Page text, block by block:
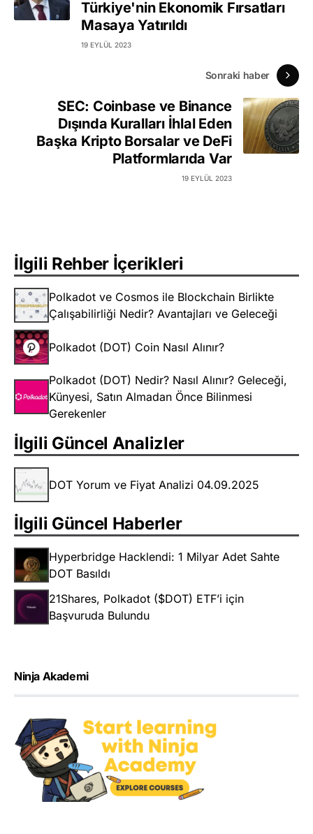
Türkiye'nin Ekonomik Fırsatları
Masaya Yatırıldı
19 EYLÜL 2023
Sonraki haber
SEC: Coinbase ve Binance
Dışında Kuralları İhlal Eden
Başka Kripto Borsalar ve DeFi
Platformlarıda Var
19 EYLÜL 2023
İlgili Rehber İçerikleri
Polkadot ve Cosmos ile Blockchain Birlikte
Çalışabilirliği Nedir? Avantajları ve Geleceği
Polkadot (DOT) Coin Nasıl Alınır?
Polkadot (DOT) Nedir? Nasıl Alınır? Geleceği,
Künyesi, Satın Almadan Önce Bilinmesi
Gerekenler
İlgili Güncel Analizler
DOT Yorum ve Fiyat Analizi 04.09.2025
İlgili Güncel Haberler
Hyperbridge Hacklendi: 1 Milyar Adet Sahte
DOT Basıldı
21Shares, Polkadot ($DOT) ETF’i için
Başvuruda Bulundu
Ninja Akademi